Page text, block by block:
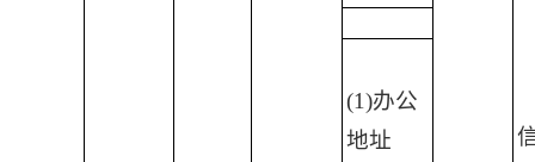
(1)办公
地址